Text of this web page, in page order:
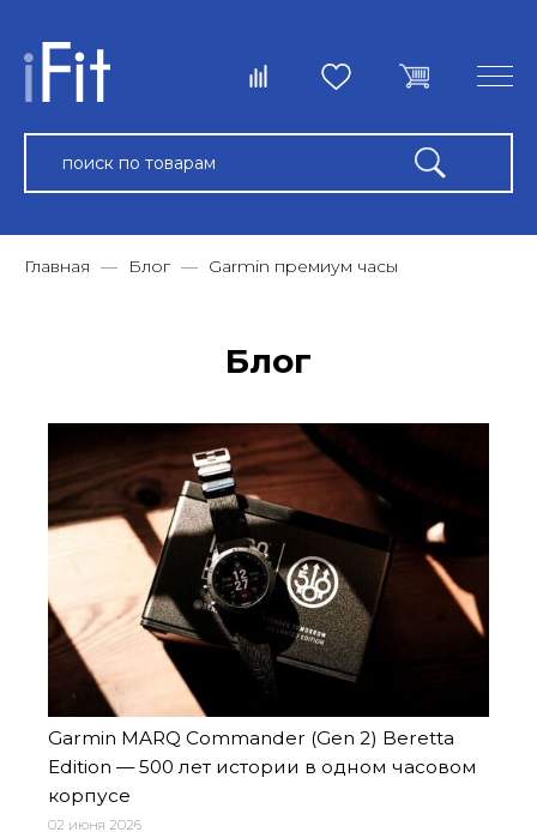
Главная Блог Garmin премиум часы
Блог
Garmin MARQ Commander (Gen 2) Beretta
Edition — 500 лет истории в одном часовом
корпусе
02 июня 2026